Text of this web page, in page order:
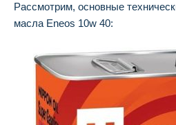
Рассмотрим, основные
масла Eneos 10w 40: